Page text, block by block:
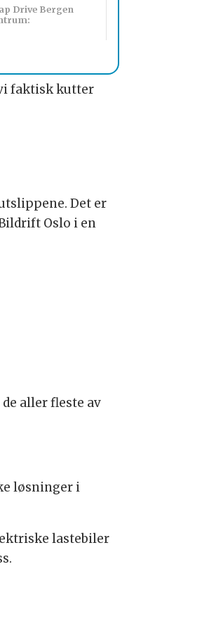
Drive Bergen
faktisk kutter
Det er
Oslo i en
aller fleste av
løsninger i
lastebiler